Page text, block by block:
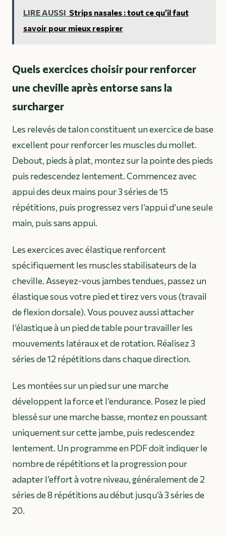
LIRE AUSSI Strips nasales : tout ce qu’il faut
savoir pour mieux respirer
Quels exercices choisir pour renforcer
une cheville après entorse sans la
surcharger
Les relevés de talon constituent un exercice de base
excellent pour renforcer les muscles du mollet.
Debout, pieds à plat, montez sur la pointe des pieds
puis redescendez lentement. Commencez avec
appui des deux mains pour 3 séries de 15
répétitions, puis progressez vers l’appui d’une seule
main, puis sans appui.
Les exercices avec élastique renforcent
spécifiquement les muscles stabilisateurs de la
cheville. Asseyez-vous jambes tendues, passez un
élastique sous votre pied et tirez vers vous (travail
de flexion dorsale). Vous pouvez aussi attacher
l’élastique à un pied de table pour travailler les
mouvements latéraux et de rotation. Réalisez 3
séries de 12 répétitions dans chaque direction.
Les montées sur un pied sur une marche
développent la force et l’endurance. Posez le pied
blessé sur une marche basse, montez en poussant
uniquement sur cette jambe, puis redescendez
lentement. Un programme en PDF doit indiquer le
nombre de répétitions et la progression pour
adapter l’effort à votre niveau, généralement de 2
séries de 8 répétitions au début jusqu’à 3 séries de
20.